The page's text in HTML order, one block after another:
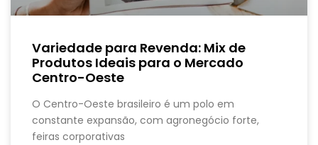
Variedade para Revenda: Mix de
Produtos Ideais para o Mercado
Centro-Oeste
O Centro-Oeste brasileiro é um polo em
constante expansão, com agronegócio forte,
feiras corporativas